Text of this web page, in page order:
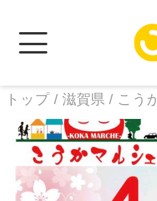
トップ / 滋賀県 / こう
facebook